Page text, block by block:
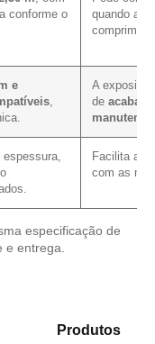
conforme o
quando a
e
A
de
Facilita a
com as
especificação de
entrega.
Produtos